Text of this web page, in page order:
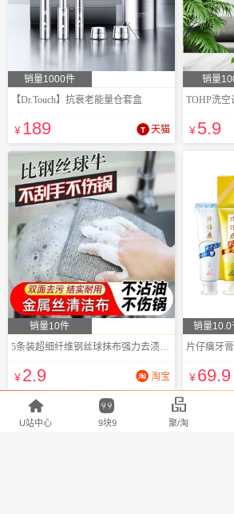
销量1000件
【Dr.Touch】抗衰老能量仓套盒
¥189 天猫
销量
¥5.9
销量10件
5条装超细纤维钢丝球抹布强力去渍清洁
¥2.9 淘宝
销量10.0
¥69.9

U站中心

9块9

聚/淘